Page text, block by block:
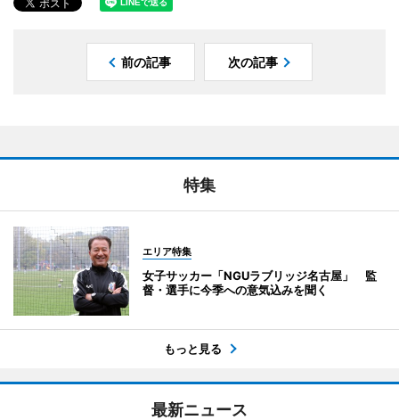
前の記事 次の記事
特集
エリア特集
女子サッカー「NGUラブリッジ名古屋」 監
督・選手に今季への意気込みを聞く
もっと見る
最新ニュース